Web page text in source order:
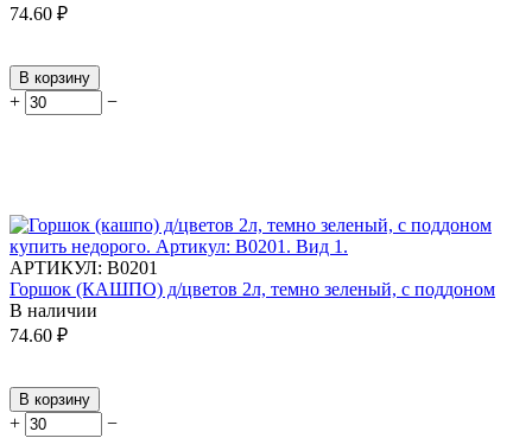
74.60 ₽
В корзину
+ −
АРТИКУЛ: В0201
Горшок (КАШПО) д/цветов 2л, темно зеленый, с поддоном
В наличии
74.60 ₽
В корзину
+ −